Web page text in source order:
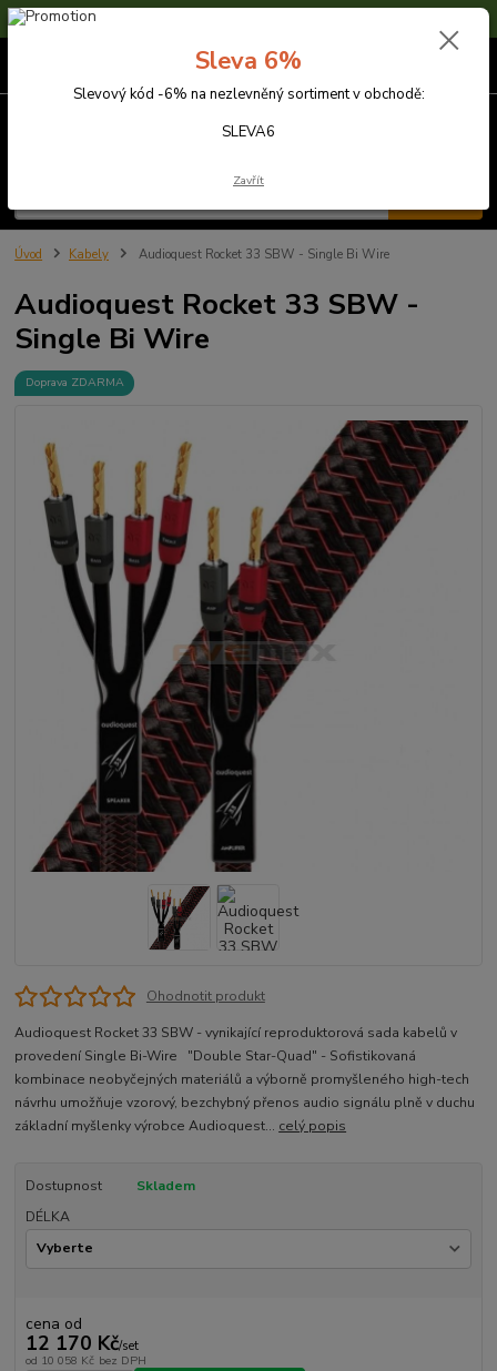
Sleva 6% na nezlevněné zboží s kódem SLEVA6
Úvod Kabely Audioquest Rocket 33 SBW - Single Bi Wire
Audioquest Rocket 33 SBW -
Single Bi Wire
Doprava ZDARMA
Ohodnotit produkt
Audioquest Rocket 33 SBW - vynikající reproduktorová sada kabelů v
provedení Single Bi-Wire "Double Star-Quad" - Sofistikovaná
kombinace neobyčejných materiálů a výborně promyšleného high-tech
návrhu umožňuje vzorový, bezchybný přenos audio signálu plně v duchu
základní myšlenky výrobce Audioquest... celý popis
Dostupnost
Skladem
DÉLKA
cena od
12 170 Kč/set
od 10 058 Kč bez DPH
Sleva 6%
Slevový kód -6% na nezlevněný sortiment v obchodě:
SLEVA6
Zavřít